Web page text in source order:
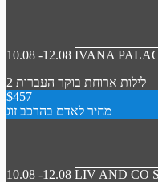
10.08 -12.08 IVANA
2 לילות ארוחת בוקר העברות
$457
מחיר לאדם בהרכב זוג
10.08 -12.08 LIV AND CO